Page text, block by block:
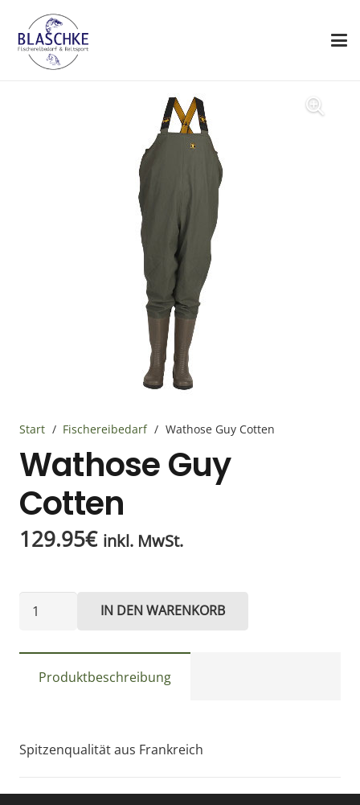
Start / Fischereibedarf / Wathose Guy Cotten
Wathose Guy
Cotten
129.95€ inkl. MwSt.
IN DEN WARENKORB
Produktbeschreibung
Spitzenqualität aus Frankreich